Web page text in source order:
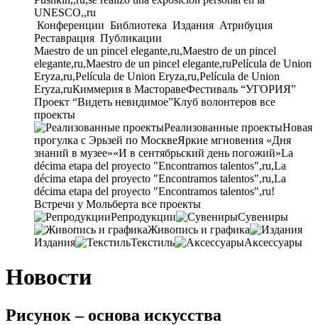
UNESCO,,ru
Конференции Библиотека Издания Атрибуция
Реставрация Публикации
Maestro de un pincel elegante,ru,Maestro de un pincel
elegante,ru,Maestro de un pincel elegante,ruPelícula de Union
Eryza,ru,Película de Union Eryza,ru,Película de Union
Eryza,ruКиммерия в МасторавеФестиваль “УГОРИЯ”
Проект “Видеть невидимое”Клуб волонтеров все
проекты
Реализованные проектыНовая
прогулка с Эрьзей по МосквеЯркие мгновения «Дня
знаний в музее»«И в сентябрьский день погожий»La
décima etapa del proyecto "Encontramos talentos",ru,La
décima etapa del proyecto "Encontramos talentos",ru,La
décima etapa del proyecto "Encontramos talentos",ru!
Встречи у Мольберта все проекты
Репродукции
Сувениры
Живопись и графика
Издания
Текстиль Аксессуары
Новости
Рисунок – основа искусства